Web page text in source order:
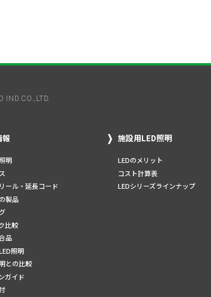
IND.CO.,LTD.
報
明
ール・延長コード
製品
比較
品
照明
との比較
ガイド
施設用LED照明
LEDのメリット
コスト計算表
LEDシリーズラインナップ